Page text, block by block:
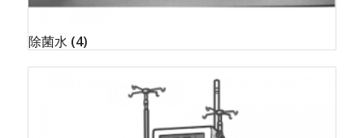
除菌水 (4)